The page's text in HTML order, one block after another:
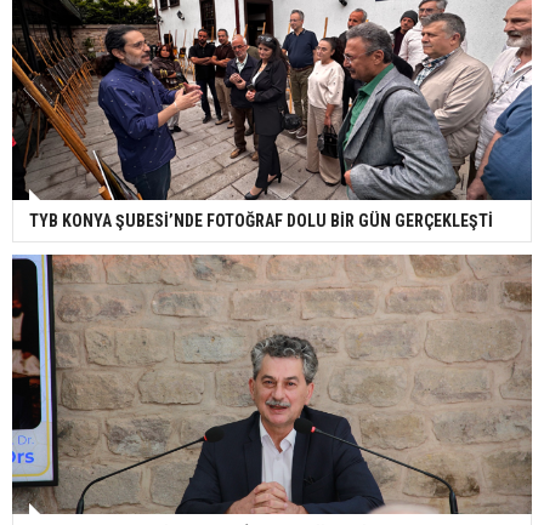
TYB KONYA ŞUBESİ’NDE FOTOĞRAF DOLU BİR GÜN GERÇEKLEŞTİ